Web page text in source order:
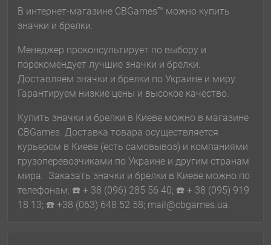
В интернет-магазине CBGames™ можно купить
значки и брелки.
Менеджер проконсультирует по выбору и
порекомендует лучшие значки и брелки.
Доставляем значки и брелки по Украине и миру.
Гарантируем низкие цены и высокое качество.
Купить значки и брелки в Киеве можно в магазине
CBGames. Доставка товара осуществляется
курьером в Киеве (есть самовывоз) и компаниями
грузоперевозчиками по Украине и другим странам
мира. Заказать значки и брелки в Киеве можно по
телефонам: ☎️ + 38 (096) 285 56 40; ☎️ + 38 (095) 919
18 13; ☎️ +38 (063) 648 52 58; mail@cbgames.ua.